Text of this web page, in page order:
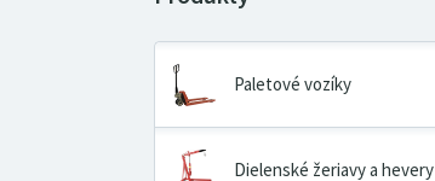
Paletové vozíky
Dielenské žeriavy a hevery